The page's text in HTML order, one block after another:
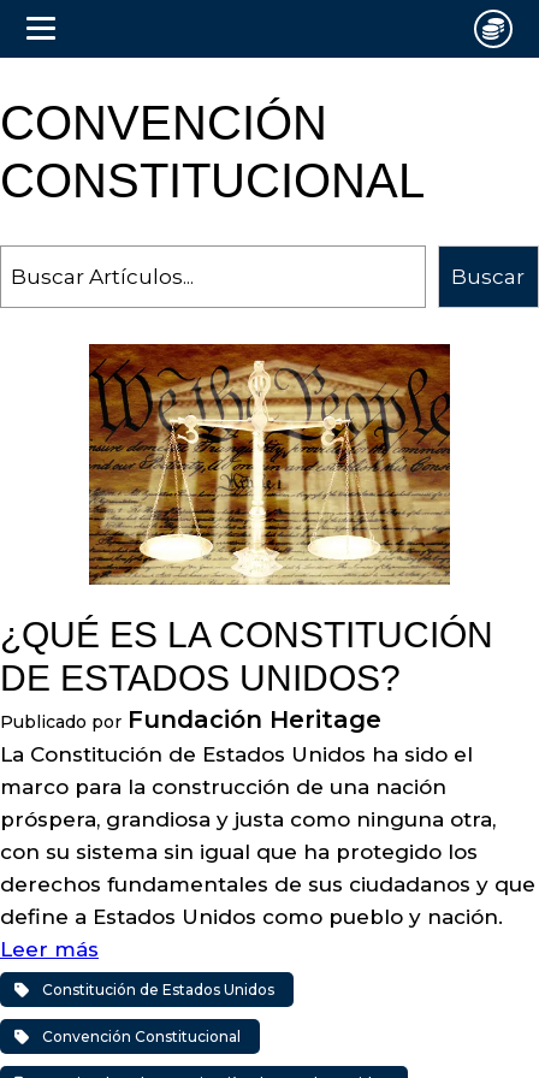
CONVENCIÓN
CONSTITUCIONAL
Buscar
¿QUÉ ES LA CONSTITUCIÓN
DE ESTADOS UNIDOS?
Publicado por Fundación Heritage
La Constitución de Estados Unidos ha sido el
marco para la construcción de una nación
próspera, grandiosa y justa como ninguna otra,
con su sistema sin igual que ha protegido los
derechos fundamentales de sus ciudadanos y que
define a Estados Unidos como pueblo y nación.
Leer más
Constitución de Estados Unidos
Convención Constitucional